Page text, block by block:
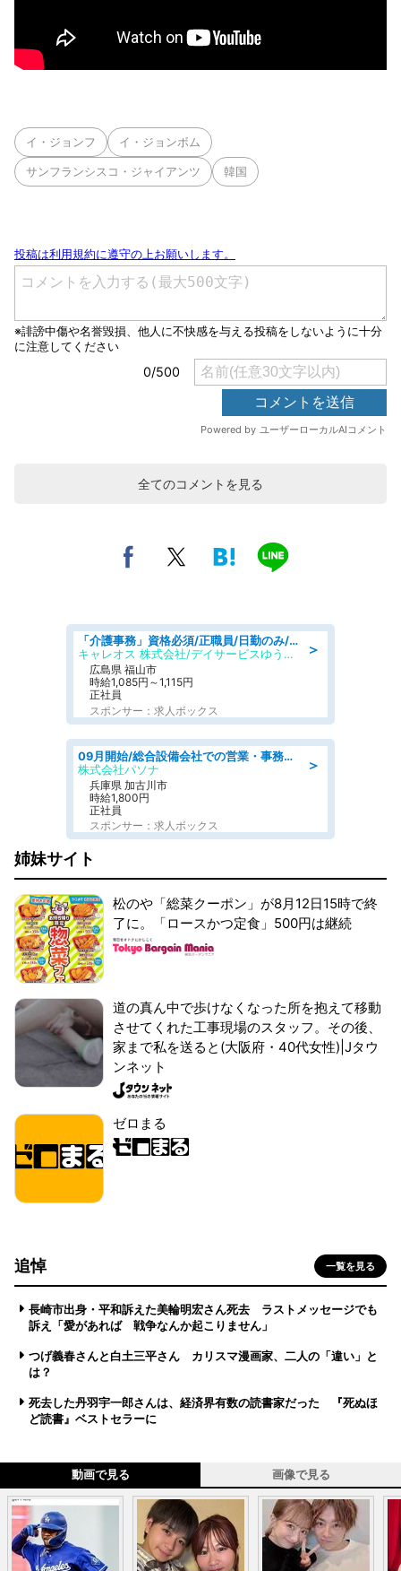
イ・ジョンフ イ・ジョンボム
サンフランシスコ・ジャイアンツ 韓国
全てのコメントを見る
＞
「介護事務」資格必須/正職員/日勤のみ/デイサービス
キャレオス 株式会社/デイサービスゆうゆう南本庄
広島県 福山市
時給1,085円～1,115円
正社員
スポンサー：求人ボックス
＞
09月開始/総合設備会社での営業・事務のお仕事/車通勤可/賞与あり/営業/営業事務
株式会社パソナ
兵庫県 加古川市
時給1,800円
正社員
スポンサー：求人ボックス
姉妹サイト
松のや「総菜クーポン」が8月12日15時で終
了に。「ロースかつ定食」500円は継続
道の真ん中で歩けなくなった所を抱えて移動
させてくれた工事現場のスタッフ。その後、
家まで私を送ると(大阪府・40代女性)|Jタウ
ンネット
ゼロまる
追悼 一覧を見る
長崎市出身・平和訴えた美輪明宏さん死去 ラストメッセージでも
訴え「愛があれば 戦争なんか起こりません」
つげ義春さんと白土三平さん カリスマ漫画家、二人の「違い」と
は？
死去した丹羽宇一郎さんは、経済界有数の読書家だった 『死ぬほ
ど読書』ベストセラーに
動画で見る 画像で見る